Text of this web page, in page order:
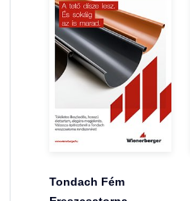
Tondach Fém